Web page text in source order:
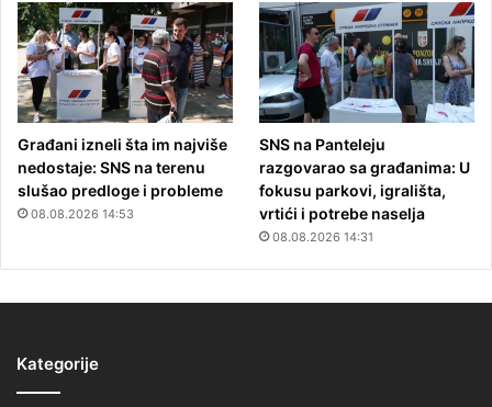
Građani izneli šta im najviše
nedostaje: SNS na terenu
slušao predloge i probleme
08.08.2026 14:53
SNS na Panteleju
razgovarao sa građanima: U
fokusu parkovi, igrališta,
vrtići i potrebe naselja
08.08.2026 14:31
Kategorije